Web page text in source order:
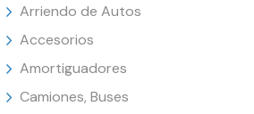
Arriendo de Autos
Accesorios
Amortiguadores
Camiones, Buses